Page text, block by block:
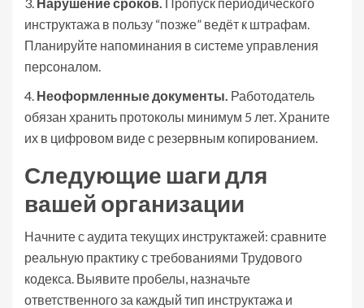
инструктажа в пользу “позже” ведёт к штрафам.
Планируйте напоминания в системе управления
персоналом.
4. Неоформленные документы. Работодатель
обязан хранить протоколы минимум 5 лет. Храните
их в цифровом виде с резервным копированием.
Следующие шаги для
вашей организации
Начните с аудита текущих инструктажей: сравните
реальную практику с требованиями Трудового
кодекса. Выявите пробелы, назначьте
ответственного за каждый тип инструктажа и